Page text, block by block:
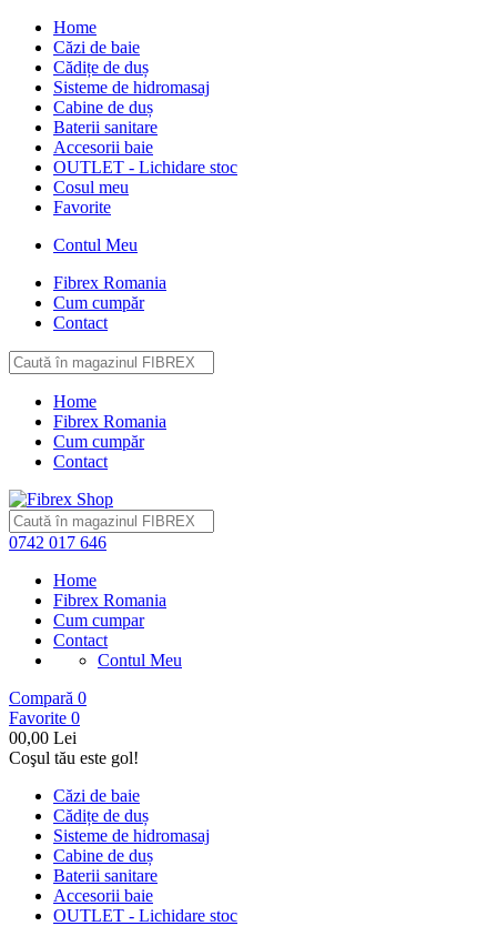
Home
Căzi de baie
Cădițe de duș
Sisteme de hidromasaj
Cabine de duș
Baterii sanitare
Accesorii baie
OUTLET - Lichidare stoc
Cosul meu
Favorite
Contul Meu
Fibrex Romania
Cum cumpăr
Contact
Home
Fibrex Romania
Cum cumpăr
Contact
0742 017 646
Home
Fibrex Romania
Cum cumpar
Contact
Contul Meu
Compară 0
Favorite 0
00,00 Lei
Coşul tău este gol!
Căzi de baie
Cădițe de duș
Sisteme de hidromasaj
Cabine de duș
Baterii sanitare
Accesorii baie
OUTLET - Lichidare stoc